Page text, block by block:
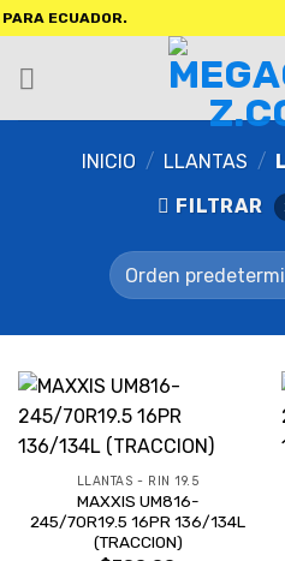
ECUADOR.
INICIO / LLANTAS /
FILTRAR
LLANTAS - RIN 19.5
MAXXIS UM816-
245/70R19.5 16PR 136/134L
(TRACCION)